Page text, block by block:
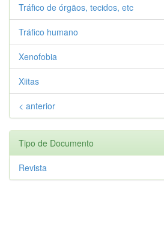
Tráfico de órgãos, tecidos, etc
Tráfico humano
Xenofobia
Xiitas
< anterior
Tipo de Documento
Revista